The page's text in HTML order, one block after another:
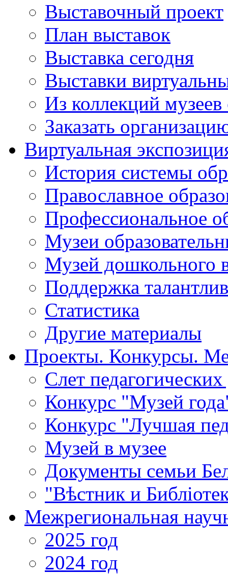
Выставочный проект
План выставок
Выставка сегодня
Выставки
Из коллекций
Заказать
Виртуальная
История системы
Православное
Профессиональное
Музеи
Музей дошкольного
Поддержка
Статистика
Другие материалы
Проекты. Конкурсы.
Cлет
Конкурс "Музей
Конкурс "Лучшая
Музей в музее
Документы семьи
"Вѣстник и
Межрегиональная
2025 год
2024 год